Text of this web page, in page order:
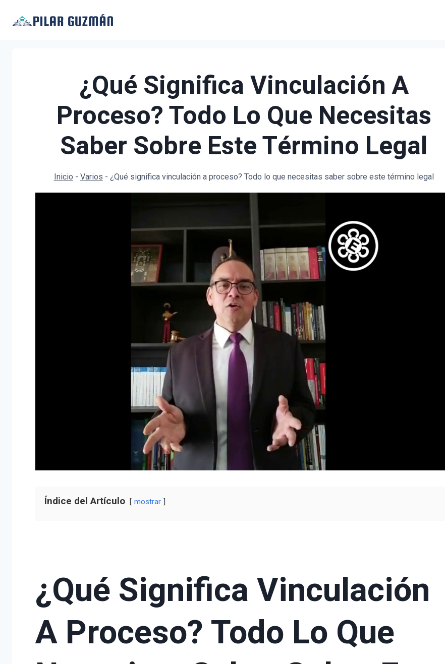
¿Qué Significa Vinculación A
Proceso? Todo Lo Que Necesitas
Saber Sobre Este Término Legal
Inicio - Varios - ¿Qué significa vinculación a proceso? Todo lo que necesitas saber sobre este término legal
Índice del Artículo mostrar
¿Qué Significa Vinculación
A Proceso? Todo Lo Que